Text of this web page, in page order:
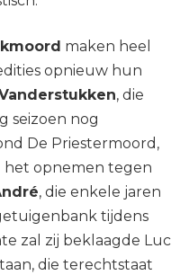
maken heel
opnieuw hun
, die
seizoen nog
De Priestermoord,
het opnemen tegen
, die enkele jaren
tijdens
zal zij beklaagde Luc
die terechtstaat